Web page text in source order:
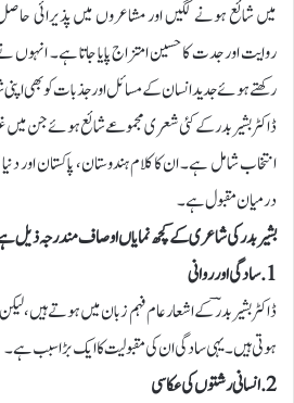
میں شائع ہونے لگیں اور مشاعروں میں پذیرائی
روایت اور جدت کا حسین امتزاج پایا جاتا ہے۔ انہوں
رکھتے ہوئے جدید انسان کے مسائل اور جذبات کو بھی
ڈاکٹر بشیر بدر کے کئی شعری مجموعے شائع ہوئے جن میں
انتخاب شامل ہے۔ ان کا کلام ہندوستان، پاکستان اور
درمیان مقبول ہے۔
بشیر بدر کی شاعری کے کچھ نمایاں اوصاف مندرجہ ذیل
1. سادگی اور روانی
ڈاکٹر بشیر بدرؔ کے اشعار عام فہم زبان میں ہوتے ہیں،
ہوتی ہیں۔ یہی سادگی ان کی مقبولیت کا ایک بڑا سبب ہے۔
2. انسانی رشتوں کی عکاسی